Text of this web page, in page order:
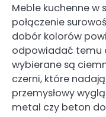
Meble kuchenne
połączenie
dobór kolorów
odpowiadać temu
wybierane są
czerni, które
przemysłowy
metal czy beton